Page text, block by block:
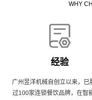
WHY
经验
广州昱洋机械自创立以来，已
过100家连锁餐饮品牌，在智